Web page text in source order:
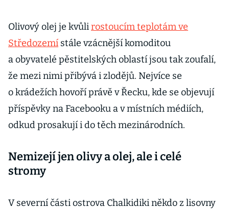
Olivový olej je kvůlirostoucím teplotám ve
Středozemí stále vzácnější komoditou
a obyvatelé pěstitelských oblastí jsou tak zoufalí,
že mezi nimi přibývá i zlodějů. Nejvíce se
o krádežích hovoří právě v Řecku, kde se objevují
příspěvky na Facebooku a v místních médiích,
odkud prosakují i do těch mezinárodních.
Nemizejí jen olivy a olej, ale i celé
stromy
V severní části ostrova Chalkidiki někdo z lisovny